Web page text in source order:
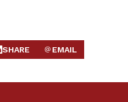
ON LINKEDIN
SHARE
SEND EMAIL
EMAIL